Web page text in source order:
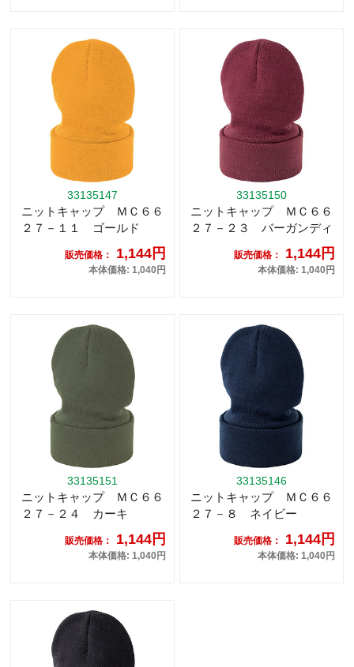
33135147
ニットキャップ ＭＣ６６
２７－１１ ゴールド
販売価格： 1,144円
本体価格: 1,040円
33135150
ニットキャップ ＭＣ６６
２７－２３ バーガンディ
販売価格： 1,144円
本体価格: 1,040円
33135151
ニットキャップ ＭＣ６６
２７－２４ カーキ
販売価格： 1,144円
本体価格: 1,040円
33135146
ニットキャップ ＭＣ６６
２７－８ ネイビー
販売価格： 1,144円
本体価格: 1,040円